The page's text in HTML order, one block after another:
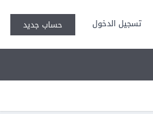
تسجيل الدخول حساب جديد